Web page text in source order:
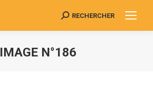
Search:
RECHERCHER
IMAGE N°186